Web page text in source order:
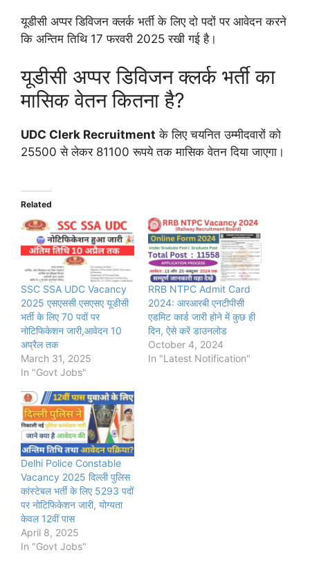
यूडीसी अप्पर डिविजन क्लर्क भर्ती के लिए दो पदों पर आवेदन करने
कि अन्तिम तिथि 17 फरवरी 2025 रखी गई है।
यूडीसी अप्पर डिविजन क्लर्क भर्ती का
मासिक वेतन कितना है?
UDC Clerk Recruitment के लिए चयनित उम्मीदवारों को
25500 से लेकर 81100 रूपये तक मासिक वेतन दिया जाएगा।
Related
SSC SSA UDC Vacancy
2025 एसएससी एसएसए यूडीसी
भर्ती के लिए 70 पदों पर
नोटिफिकेशन जारी,आवेदन 10
अप्रैल तक
March 31, 2025
In "Govt Jobs"
RRB NTPC Admit Card
2024: आरआरबी एनटीपीसी
एडमिट कार्ड जारी होने में कुछ ही
दिन, ऐसे करें डाउनलोड
October 4, 2024
In "Latest Notification"
Delhi Police Constable
Vacancy 2025 दिल्ली पुलिस
कांस्टेबल भर्ती के लिए 5293 पदों
पर नोटिफिकेशन जारी, योग्यता
केवल 12वीं पास
April 8, 2025
In "Govt Jobs"